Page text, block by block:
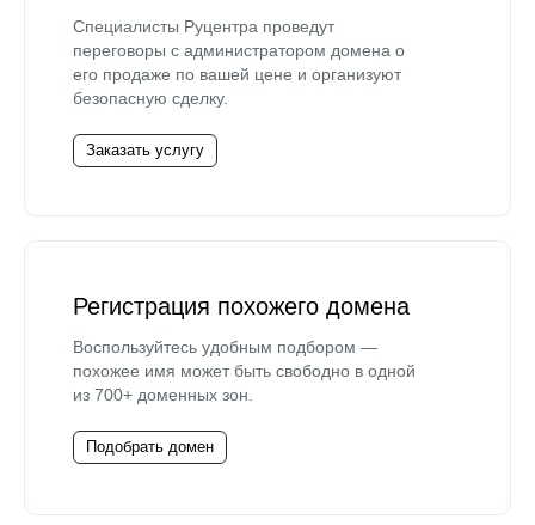
Специалисты Руцентра проведут
переговоры с администратором домена о
его продаже по вашей цене и организуют
безопасную сделку.
Заказать услугу
Регистрация похожего домена
Воспользуйтесь удобным подбором —
похожее имя может быть свободно в одной
из 700+ доменных зон.
Подобрать домен